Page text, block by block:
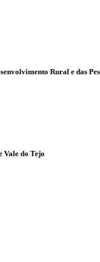
Rural e das
Vale do Tejo